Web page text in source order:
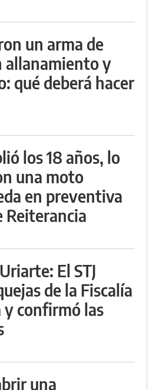
un arma de
allanamiento y
qué deberá hacer
los 18 años, lo
una moto
en preventiva
Reiterancia
El STJ
de la Fiscalía
y confirmó las
una